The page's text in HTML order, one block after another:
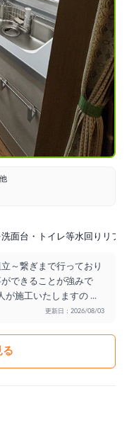
洗面台・トイレ等水回りリフォ
～繋ぎまで行っており
できることが強みで
が施工いたしますの ...
更新日：2026/08/03
る